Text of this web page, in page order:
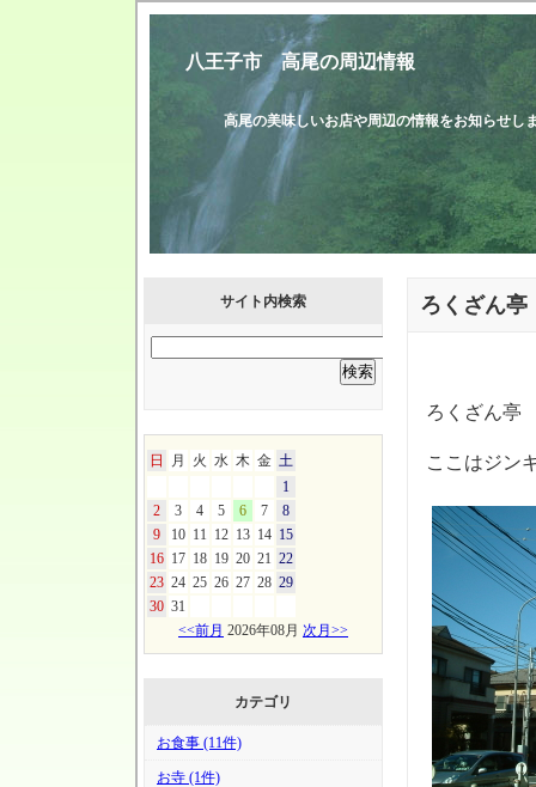
八王子市 高尾の周辺情報
高尾の美味しいお店や周辺の情報をお
サイト内検索
日 月 火 水 木 金 土
1
2
3 4 5 6 7
8
9
10 11 12 13 14 15
16 17 18 19 20 21 22
23 24 25 26 27 28 29
30 31
<<前月 2026年08月 次月>>
カテゴリ
お食事 (11件)
お寺 (1件)
ろくざん亭
ろくざん亭
ここはジン